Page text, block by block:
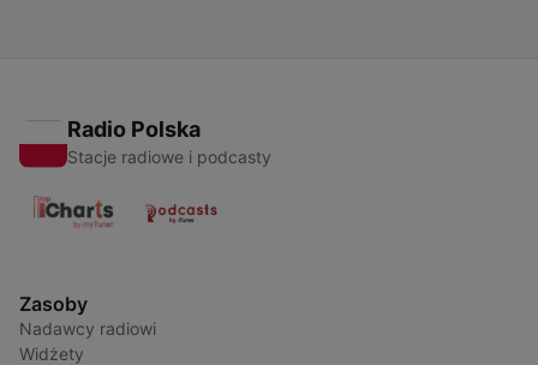
Radio Polska
Stacje radiowe i podcasty
Zasoby
Nadawcy radiowi
Widżety